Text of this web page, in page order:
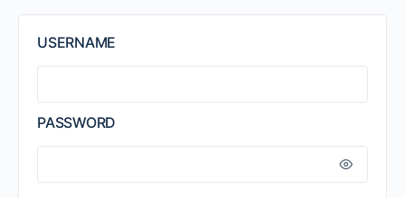
USERNAME
PASSWORD